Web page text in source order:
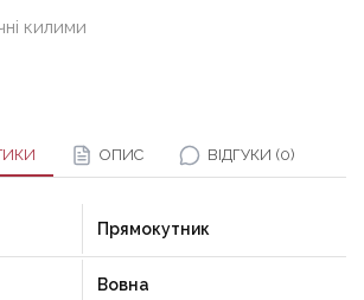
килими
ОПИС ВІДГУКИ (0)
Прямокутник
Вовна